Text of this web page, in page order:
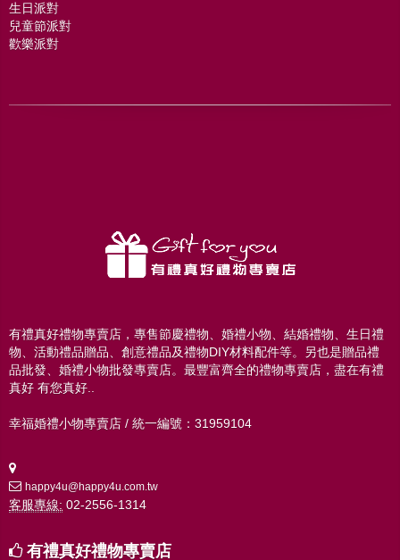
生日派對
兒童節派對
歡樂派對
有禮真好禮物專賣店，專售節慶禮物、婚禮小物、結婚禮物、生日禮
物、活動禮品贈品、創意禮品及禮物DIY材料配件等。另也是贈品禮
品批發、婚禮小物批發專賣店。最豐富齊全的禮物專賣店，盡在有禮
真好 有您真好..
幸福婚禮小物專賣店 / 統一編號：31959104
happy4u@happy4u.com.tw
客服專線: 02-2556-1314
有禮真好禮物專賣店